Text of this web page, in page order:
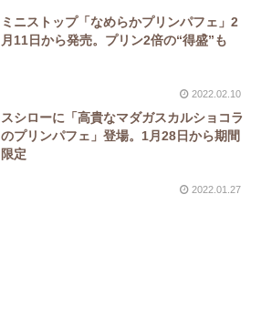
ミニストップ「なめらかプリンパフェ」2
月11日から発売。プリン2倍の“得盛”も
2022.02.10
スシローに「高貴なマダガスカルショコラ
のプリンパフェ」登場。1月28日から期間
限定
2022.01.27